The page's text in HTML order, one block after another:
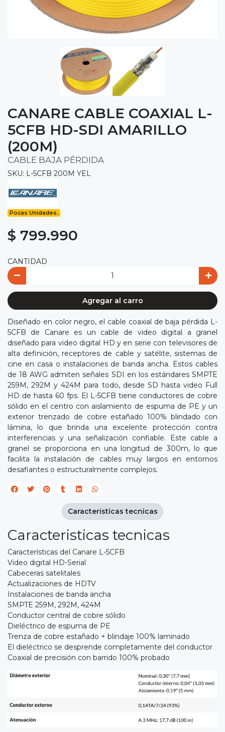
CANARE CABLE COAXIAL L-
5CFB HD-SDI AMARILLO
(200M)
CABLE BAJA PÉRDIDA
SKU: L-5CFB 200M YEL
Pocas Unidades.
$ 799.990
CANTIDAD
Agregar al carro
Diseñado en color negro, el cable coaxial de baja pérdida L-
5CFB de Canare es un cable de video digital a granel
diseñado para video digital HD y en serie con televisores de
alta definición, receptores de cable y satélite, sistemas de
cine en casa o instalaciones de banda ancha. Estos cables
de 18 AWG admiten señales SDI en los estándares SMPTE
259M, 292M y 424M para todo, desde SD hasta video Full
HD de hasta 60 fps. El L-5CFB tiene conductores de cobre
sólido en el centro con aislamiento de espuma de PE y un
exterior trenzado de cobre estañado 100% blindado con
lámina, lo que brinda una excelente protección contra
interferencias y una señalización confiable. Este cable a
granel se proporciona en una longitud de 300m, lo que
facilita la instalación de cables muy largos en entornos
desafiantes o estructuralmente complejos.
Caracteristicas tecnicas
Características del Canare L-5CFB
Video digital HD-Serial
Cabeceras satelitales
Actualizaciones de HDTV
Instalaciones de banda ancha
SMPTE 259M, 292M, 424M
Conductor central de cobre sólido
Dieléctrico de espuma de PE
Trenza de cobre estañado + blindaje 100% laminado
El dieléctrico se desprende completamente del conductor
Coaxial de precisión con barrido 100% probado
Caracteristicas tecnicas